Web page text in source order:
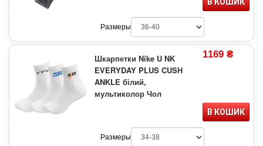
Размеры
Шкарпетки Nike U NK
EVERYDAY PLUS CUSH
ANKLE білий,
мультиколор Чол
1169 ₴
В КОШИК
Размеры